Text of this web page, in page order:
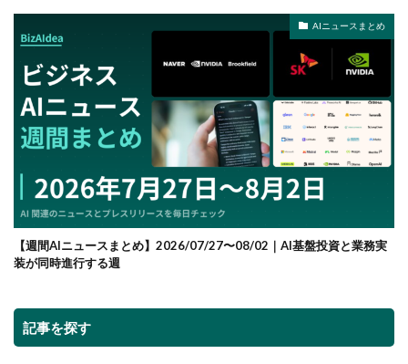
AIニュースまとめ
【週間AIニュースまとめ】2026/07/27〜08/02｜AI基盤投資と業務実
装が同時進行する週
記事を探す